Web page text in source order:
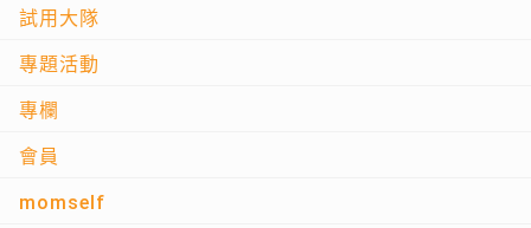
試用大隊
專題活動
專欄
會員
momself